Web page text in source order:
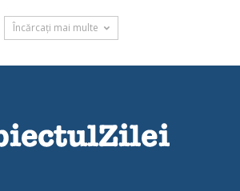
Încărcați mai multe